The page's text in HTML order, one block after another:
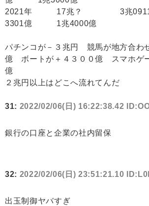
2021年 17兆？ 3兆
3301億 1兆4000億
パチンコが－３兆円 競馬が地方合わ
億 ボートが＋４３００億 スマホゲ
億
２兆円以上はどこへ流れてんだ
31: 2022/02/06(日) 16:22:38.42
銀行の口座と企業の社内留保
32: 2022/02/06(日) 23:51:21.10
出玉制御ヤバすぎ